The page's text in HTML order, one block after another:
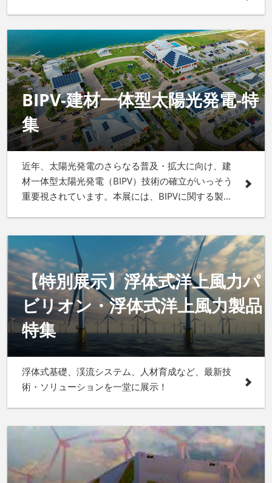
BIPV-建材一体型太陽光発電-特
集
近年、太陽光発電のさらなる普及・拡大に向け、建
材一体型太陽光発電（BIPV）技術の確立がいっそう
重要視されています。本展には、BIPVに関する製
【特別展示】浮体式洋上風力パ
ビリオン・浮体式洋上風力製品
特集
浮体式基礎、渓流システム、人材育成など、最新技
術・ソリューションを一堂に展示！